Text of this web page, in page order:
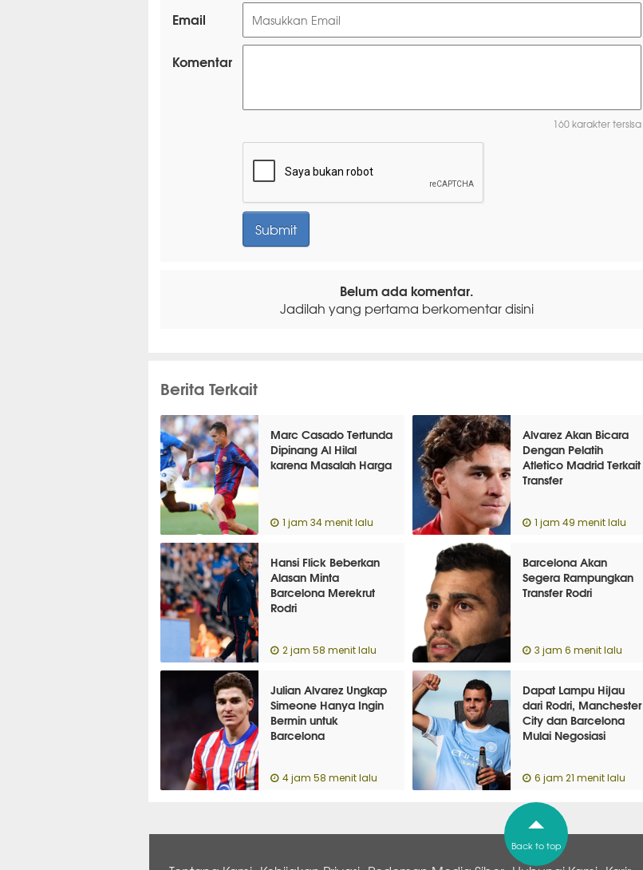
Email
Komentar
160 karakter tersisa
Belum ada komentar.
Jadilah yang pertama berkomentar disini
Berita Terkait
Marc Casado Tertunda
Dipinang Al Hilal
karena Masalah Harga
1 jam 34 menit lalu
Alvarez Akan Bicara
Dengan Pelatih
Atletico Madrid Terkait
Transfer
1 jam 49 menit lalu
Hansi Flick Beberkan
Alasan Minta
Barcelona Merekrut
Rodri
2 jam 58 menit lalu
Barcelona Akan
Segera Rampungkan
Transfer Rodri
3 jam 6 menit lalu
Julian Alvarez Ungkap
Simeone Hanya Ingin
Bermin untuk
Barcelona
4 jam 58 menit lalu
Dapat Lampu Hijau
dari Rodri, Manchester
City dan Barcelona
Mulai Negosiasi
6 jam 21 menit lalu
Back to top